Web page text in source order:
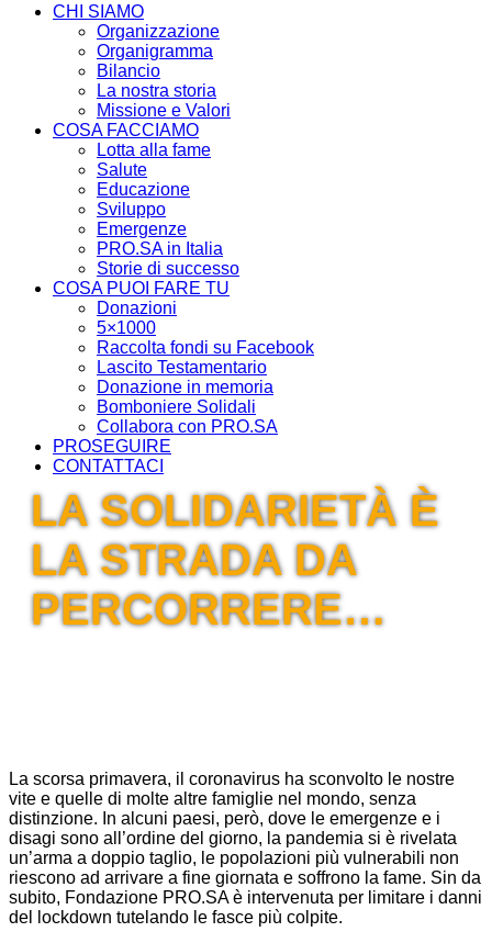
CHI SIAMO
Organizzazione
Organigramma
Bilancio
La nostra storia
Missione e Valori
COSA FACCIAMO
Lotta alla fame
Salute
Educazione
Sviluppo
Emergenze
PRO.SA in Italia
Storie di successo
COSA PUOI FARE TU
Donazioni
5×1000
Raccolta fondi su Facebook
Lascito Testamentario
Donazione in memoria
Bomboniere Solidali
Collabora con PRO.SA
PROSEGUIRE
CONTATTACI
LA SOLIDARIETÀ È
LA STRADA DA
PERCORRERE…
La scorsa primavera, il coronavirus ha sconvolto le nostre
vite e quelle di molte altre famiglie nel mondo, senza
distinzione. In alcuni paesi, però, dove le emergenze e i
disagi sono all’ordine del giorno, la pandemia si è rivelata
un’arma a doppio taglio, le popolazioni più vulnerabili non
riescono ad arrivare a fine giornata e soffrono la fame. Sin da
subito, Fondazione PRO.SA è intervenuta per limitare i danni
del lockdown tutelando le fasce più colpite.